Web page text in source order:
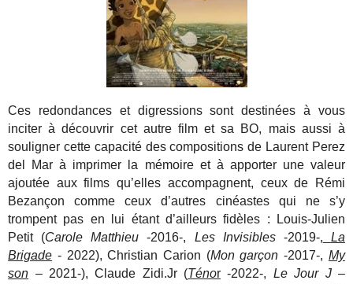
Ces redondances et digressions sont destinées à vous
inciter à découvrir cet autre film et sa BO, mais aussi à
souligner cette capacité des compositions de Laurent Perez
del Mar à imprimer la mémoire et à apporter une valeur
ajoutée aux films qu’elles accompagnent, ceux de Rémi
Bezançon comme ceux d’autres cinéastes qui ne s’y
trompent pas en lui étant d’ailleurs fidèles : Louis-Julien
Petit (Carole Matthieu -2016-, Les Invisibles-2019-,
La
Brigade - 2022), Christian Carion (Mon garçon -2017-, My
son – 2021-), Claude Zidi.Jr (Ténor -2022-, Le Jour J–